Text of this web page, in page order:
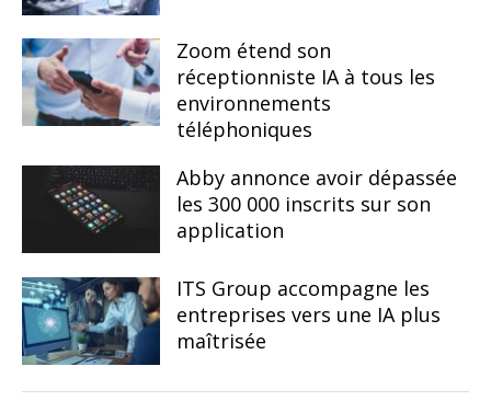
Zoom étend son
réceptionniste IA à tous les
environnements
téléphoniques
Abby annonce avoir dépassée
les 300 000 inscrits sur son
application
ITS Group accompagne les
entreprises vers une IA plus
maîtrisée